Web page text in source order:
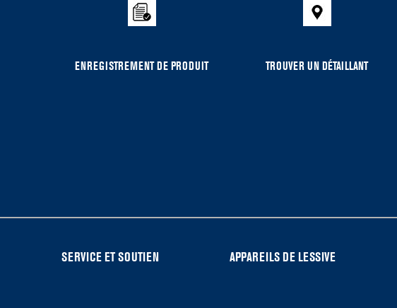
ENREGISTREMENT DE PRODUIT TROUVER UN DÉTAILLANT
FOOTER
SERVICE ET SOUTIEN APPAREILS DE LESSIVE